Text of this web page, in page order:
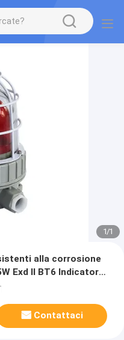
1/1
alla corrosione
Exd II BT6 Indicatore
Contattaci